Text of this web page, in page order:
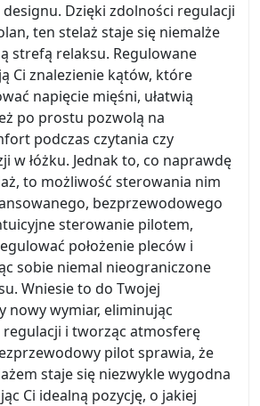
Dzięki zdolności regulacji
ten stelaż staje się niemalże
strefą relaksu. Regulowane
Ci znalezienie kątów, które
napięcie mięśni, ułatwią
po prostu pozwolą na
podczas czytania czy
w łóżku. Jednak to, co naprawdę
to możliwość sterowania nim
bezprzewodowego
sterowanie pilotem,
położenie pleców i
sobie niemal nieograniczone
Wniesie to do Twojej
nowy wymiar, eliminując
i tworząc atmosferę
pilot sprawia, że
staje się niezwykle wygodna
Ci idealną pozycję, o jakiej